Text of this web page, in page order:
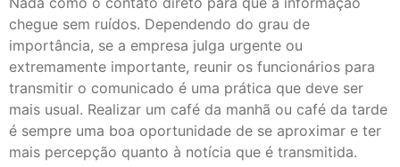
chegue sem ruídos. Dependendo do grau de
importância, se a empresa julga urgente ou
extremamente importante, reunir os funcionários para
transmitir o comunicado é uma prática que deve ser
mais usual. Realizar um café da manhã ou café da tarde
é sempre uma boa oportunidade de se aproximar e ter
mais percepção quanto à notícia que é transmitida.